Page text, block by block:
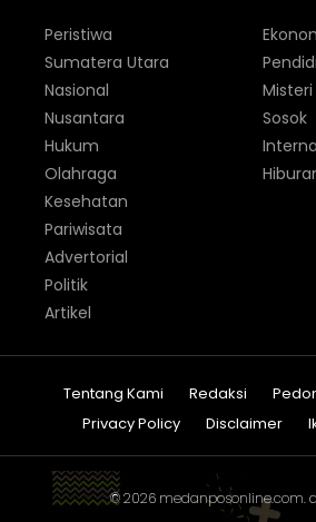
Peristiwa
Sumatera Utara
Nasional
Nusantara
Hukum
Olahraga
Misteri
Sosok
Kesehatan
Pariwisata
Advertorial
Politik
Artikel
Tentang Kami Redaksi
Privacy Policy
Disclaimer
© 2026 medanposonline.com.